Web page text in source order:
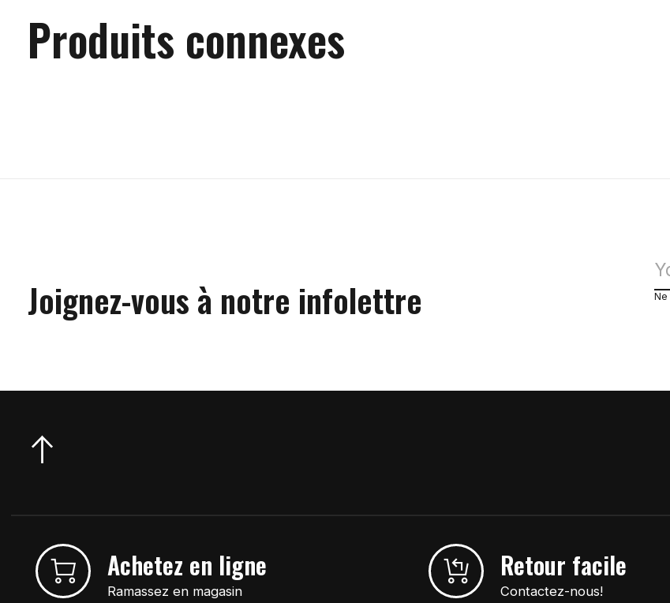
Produits connexes
Joignez-vous à notre infolettre Ne
Achetez en ligne
Ramassez en magasin
Retour facile
Contactez-nous!